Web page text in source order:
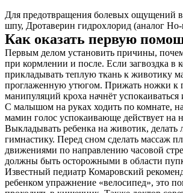
Для предотвращения болевых ощущений
шпу, Дротаверин гидрохлорид (аналог
Как оказать первую
Первым делом установить причины,
при кормлении и после. Если загвоздка в
прикладывать теплую ткань к животику
проглаженную утюгом. Прижать ножки к
манипуляций кроха начнёт успокаиваться
С малышом на руках ходить по комнате,
мамин голос успокаивающе действует на
Выкладывать ребенка на животик, делать
гимнастику. Перед сном сделать массаж
движениями по направлению часовой
должны быть осторожными в области
Известный педиатр Комаровский
ребенком упражнение «велосипед», это